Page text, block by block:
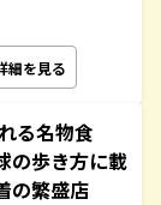
細を見る
る名物食
歩き方に載
の繁盛店